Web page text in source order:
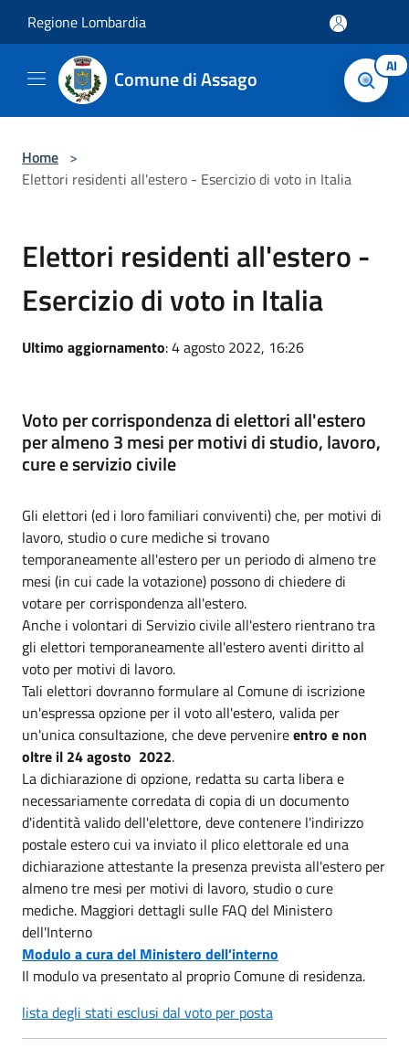
Regione Lombardia
Comune di Assago AI
Home >
Elettori residenti all'estero - Esercizio di voto in Italia
Elettori residenti all'estero -
Esercizio di voto in Italia
Ultimo aggiornamento: 4 agosto 2022, 16:26
Voto per corrispondenza di elettori all'estero
per almeno 3 mesi per motivi di studio, lavoro,
cure e servizio civile
Gli elettori (ed i loro familiari conviventi) che, per motivi di
lavoro, studio o cure mediche si trovano
temporaneamente all'estero per un periodo di almeno tre
mesi (in cui cade la votazione) possono di chiedere di
votare per corrispondenza all'estero.
Anche i volontari di Servizio civile all'estero rientrano tra
gli elettori temporaneamente all'estero aventi diritto al
voto per motivi di lavoro.
Tali elettori dovranno formulare al Comune di iscrizione
un'espressa opzione per il voto all'estero, valida per
un'unica consultazione, che deve pervenireentro e non
oltre il 24 agosto 2022.
La dichiarazione di opzione, redatta su carta libera e
necessariamente corredata di copia di un documento
d'identità valido dell'elettore, deve contenere l'indirizzo
postale estero cui va inviato il plico elettorale ed una
dichiarazione attestante la presenza prevista all'estero per
almeno tre mesi per motivi di lavoro, studio o cure
mediche. Maggiori dettagli sulle FAQ del Ministero
dell'Interno
Modulo a cura del Ministero dell’interno
Il modulo va presentato al proprio Comune di residenza.
lista degli stati esclusi dal voto per posta